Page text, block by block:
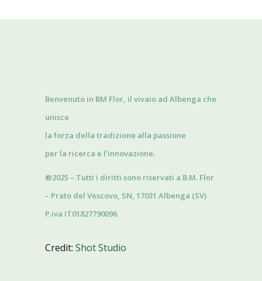
Benvenuto in BM Flor, il vivaio ad Albenga che
unisce
la forza della tradizione alla passione
per la ricerca e l’innovazione.
®2025 – Tutti i diritti sono riservati a B.M. Flor
– Prato del Vescovo, SN, 17031 Albenga (SV)
P.iva IT01827790096
Credit:Shot Studio